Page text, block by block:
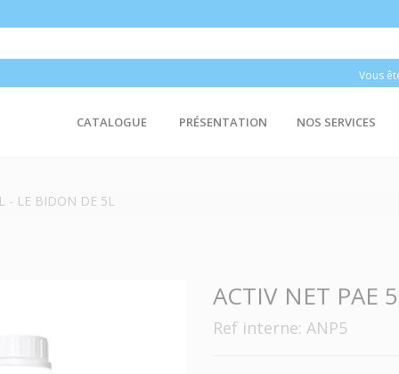
Vous
CATALOGUE PRÉSENTATION NOS SERVICES
- LE BIDON DE 5L
ACTIV NET PAE
Ref interne: ANP5